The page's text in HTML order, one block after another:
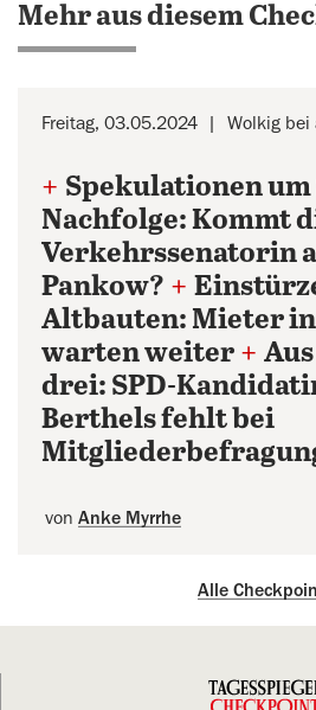
Mehr aus diesem
Freitag, 03.05.2024 Wolkig bei
+ Spekulationen
Nachfolge: Kommt
Verkehrssenatorin
Pankow? +
Altbauten: Mieter
warten weiter +
drei: SPD-
Berthels fehlt bei
von Anke Myrrhe
Alle